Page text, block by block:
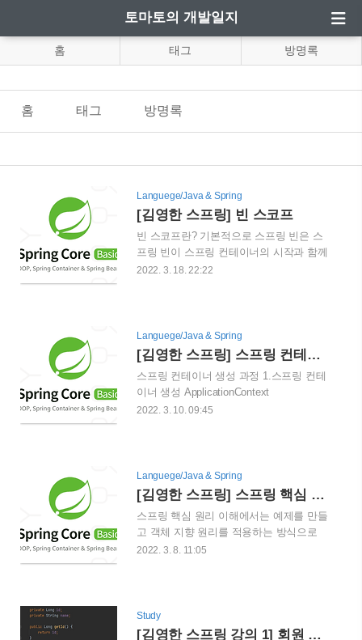
토마토의 개발일지
홈 태그 방명록
홈 태그 방명록
Languege/Java & Spring
[김영한 스프링] 빈 스코프
빈 스코프란? 기본적으로 스프링 빈은 스
프링 빈이 스프링 컨테이너의 시작과 함께
생성되어서 스프링 컨테이너가 종료될때
게 있을까요? 싱글톤: 기본스코프, 스프링
컨테이너의 시작과 종료까지 유지되는 가
장 넓은 범위의 스코프 프로토타입 : 스프
링 컨테이너가 프로토타입 빈의 생성과 의
존관계 주입까지만 관여하고 더는 관리하
지 않는 짧은 범위의 스코프 request : 웹
서블릿 컨텍스트와 같은 범위로 유지되는
스코프 싱글톤으로 생성된 빈은 스프링 DI
..
2022. 3. 18. 22:22
Languege/Java & Spring
[김영한 스프링] 스프링 컨테이너와 빈
스프링 컨테이너 생성 과정 1.스프링 컨테
이너 생성 ApplicationContext
applicationContext = new
xml을 기반으로 만들 수도 있고 애노테이
션 기반의 자바 설정 클래스로 만들 수 있
습니다. AppConfig라는 java 파일을 기반
으로 애노테이션 기반의 자바 설정 클래스
로 컨테이너를 만들었습니다. 스프링 컨테
이너를 부를 때 BeanFactory,
2022. 3. 10. 09:45
Languege/Java & Spring
[김영한 스프링] 스프링 핵심 원리 이해
스프링 핵심 원리 이해에서는 예제를 만들
고 객체 지향 원리를 적용하는 방식으로
이루어졌습니다. 첫번째로 private final
드는 인터페이스 뿐만 아니라 구현 객체도
의존하여 OCP, DIP 위반의 문제가 발생합
2022. 3. 8. 11:05
Study
[김영한 스프링 강의 1] 회원 관리 예제